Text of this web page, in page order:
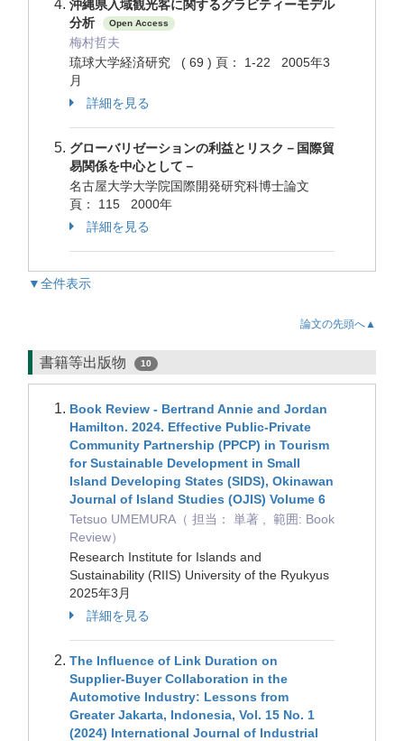
沖縄県入域観光客に関するグラビティーモデル
分析
Open Access
梅村哲夫
琉球大学経済研究 ( 69 ) 頁： 1-22 2005年3
月
詳細を見る
グローバリゼーションの利益とリスク－国際貿
易関係を中心として－
名古屋大学大学院国際開発研究科博士論文
頁： 115 2000年
詳細を見る
▼全件表示
論文の先頭へ▲
書籍等出版物 10
Book Review - Bertrand Annie and Jordan
Hamilton. 2024. Effective Public-Private
Community Partnership (PPCP) in Tourism
for Sustainable Development in Small
Island Developing States (SIDS), Okinawan
Journal of Island Studies (OJIS) Volume 6
Tetsuo UMEMURA（ 担当： 単著 , 範囲: Book
Review）
Research Institute for Islands and
Sustainability (RIIS) University of the Ryukyus
2025年3月
詳細を見る
The Influence of Link Duration on
Supplier-Buyer Collaboration in the
Automotive Industry: Lessons from
Greater Jakarta, Indonesia, Vol. 15 No. 1
(2024) International Journal of Industrial